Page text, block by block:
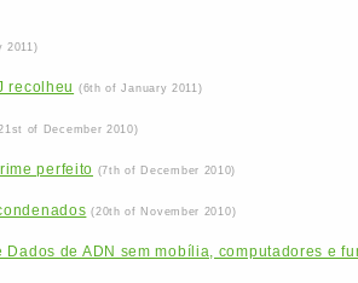
2011)
recolheu (6th of January 2011)
of December 2010)
perfeito (7th of December 2010)
(20th of November 2010)
de ADN sem mobília, computadores e